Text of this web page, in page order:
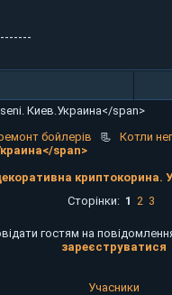
Киев.Украина</span>
бойлерів 📃 Котли
span>
криптокорина.
Сторінки: 1 2 3
гостям на
зареєструватися
Учасники